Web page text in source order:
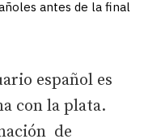
antes de la final
español es
con la plata.
de